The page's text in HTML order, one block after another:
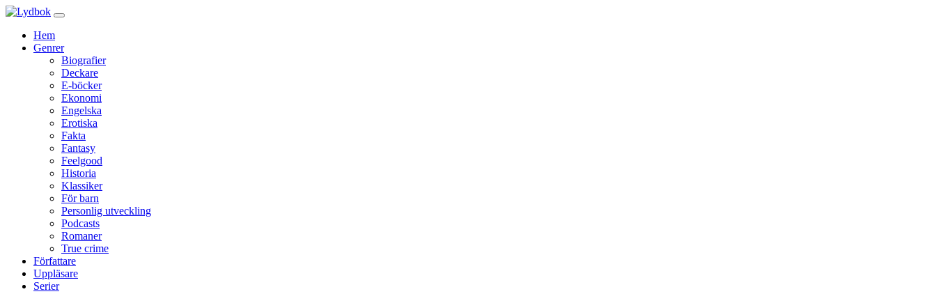
Hem
Genrer
Biografier
Deckare
E-böcker
Ekonomi
Engelska
Erotiska
Fakta
Fantasy
Feelgood
Historia
Klassiker
För barn
Personlig utveckling
Podcasts
Romaner
True crime
Författare
Uppläsare
Serier